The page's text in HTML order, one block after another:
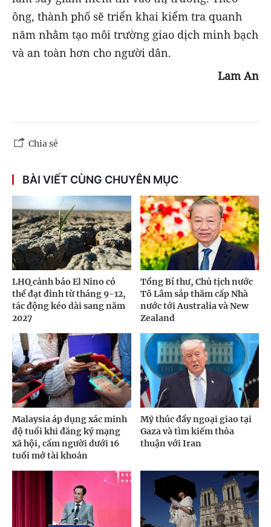
ông, thành phố sẽ triển khai kiểm tra quanh
năm nhằm tạo môi trường giao dịch minh bạch
và an toàn hơn cho người dân.
Lam An
Chia sẻ
BÀI VIẾT CÙNG CHUYÊN MỤC
LHQ cảnh báo El Nino có
thể đạt đỉnh từ tháng 9-12,
tác động kéo dài sang năm
2027
Tổng Bí thư, Chủ tịch nước
Tô Lâm sắp thăm cấp Nhà
nước tới Australia và New
Zealand
Malaysia áp dụng xác minh
độ tuổi khi đăng ký mạng
xã hội, cấm người dưới 16
tuổi mở tài khoản
Mỹ thúc đẩy ngoại giao tại
Gaza và tìm kiếm thỏa
thuận với Iran